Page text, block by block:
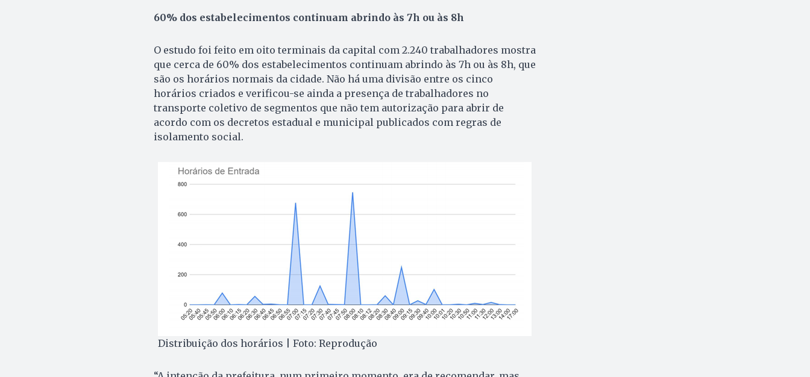
60% dos estabelecimentos continuam abrindo às 7h ou às 8h
O estudo foi feito em oito terminais da capital com 2.240 trabalhadores mostra
que cerca de 60% dos estabelecimentos continuam abrindo às 7h ou às 8h, que
são os horários normais da cidade. Não há uma divisão entre os cinco
horários criados e verificou-se ainda a presença de trabalhadores no
transporte coletivo de segmentos que não tem autorização para abrir de
acordo com os decretos estadual e municipal publicados com regras de
isolamento social.
Distribuição dos horários | Foto: Reprodução